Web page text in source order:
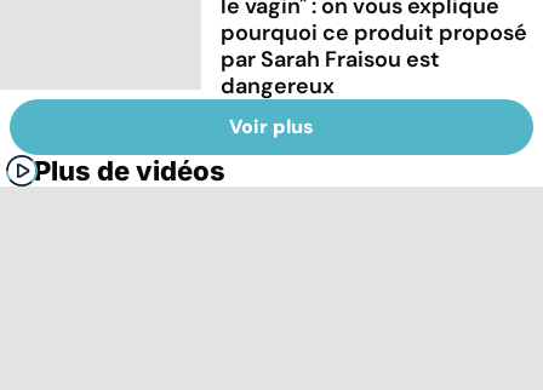
le vagin" : on vous explique
pourquoi ce produit proposé
par Sarah Fraisou est
dangereux
Voir plus
Plus de vidéos